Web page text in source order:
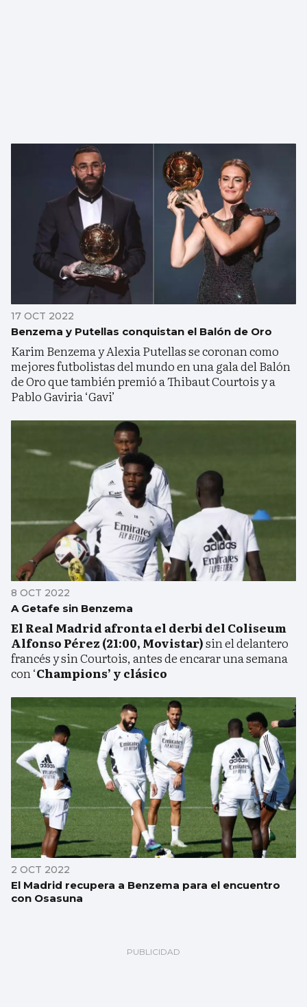
17 OCT 2022
Benzema y Putellas conquistan el Balón de Oro
Karim Benzema y Alexia Putellas se coronan como
mejores futbolistas del mundo en una gala del Balón
de Oro que también premió a Thibaut Courtois y a
Pablo Gaviria ‘Gavi’
8 OCT 2022
A Getafe sin Benzema
El Real Madrid afronta el derbi del Coliseum
Alfonso Pérez (21:00, Movistar)sin el delantero
francés y sin Courtois, antes de encarar una semana
con ‘Champions’ y clásico
2 OCT 2022
El Madrid recupera a Benzema para el encuentro
con Osasuna